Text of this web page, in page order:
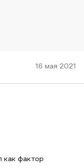
16 мая 2021
как фактор